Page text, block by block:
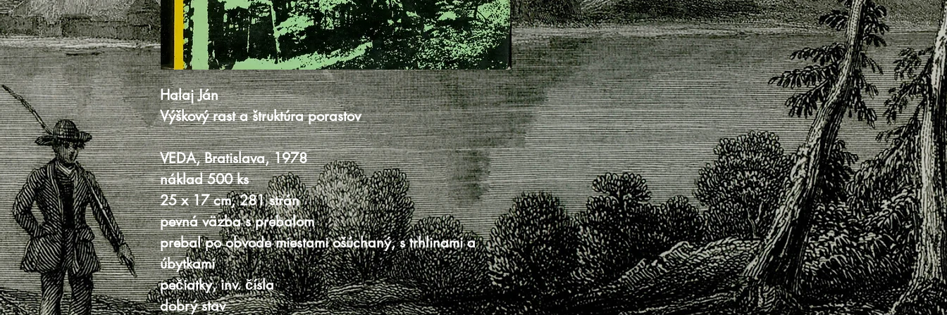
Halaj Ján
Výškový rast a štruktúra porastov
VEDA, Bratislava, 1978
náklad 500 ks
25 x 17 cm, 281 strán
pevná väzba s prebalom
prebal po obvode miestami ošúchaný, s trhlinami a
úbytkami
pečiatky, inv. čísla
dobrý stav